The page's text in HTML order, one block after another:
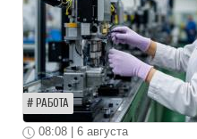
РАБОТА
08:08 | 6 августа